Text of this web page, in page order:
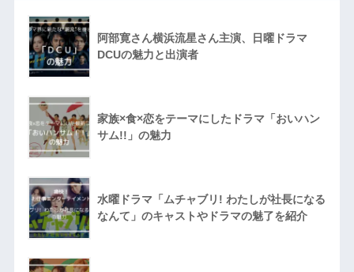
阿部寛さん横浜流星さん主演、日曜ドラマ
DCUの魅力と出演者
家族×食×恋をテーマにしたドラマ「おいハン
サム!!」の魅力
水曜ドラマ「ムチャブリ! わたしが社長になる
なんて」のキャストやドラマの魅了を紹介